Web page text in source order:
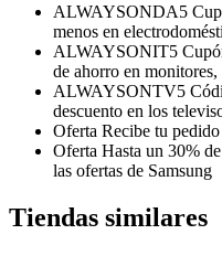
ALWAYSONDA5
menos en
ALWAYSONIT5
de ahorro en
ALWAYSONTV5
descuento en los
Oferta Recibe tu
Oferta Hasta un 30%
las ofertas de Samsung
Tiendas similares